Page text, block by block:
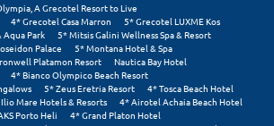
A Grecotel Resort to Live
4* Grecotel Casa Marron
5* Grecotel LUXME Kos
Park
5* Mitsis Galini Wellness Spa & Resort
Palace
5* Montana Hotel & Spa
Platamon Resort
Nautica Bay Hotel
4* Bianco Olympico Beach Resort
5* Zeus Eretria Resort
4* Tosca Beach Hotel
Mare Hotels & Resorts
4* Airotel Achaia Beach Hotel
Porto Heli
4* Grand Platon Hotel